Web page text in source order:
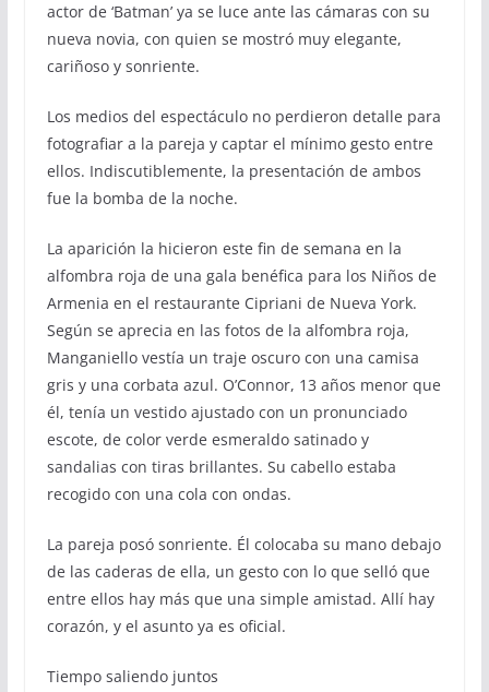
actor de ‘Batman’ ya se luce ante las cámaras con su
nueva novia, con quien se mostró muy elegante,
cariñoso y sonriente.
Los medios del espectáculo no perdieron detalle para
fotografiar a la pareja y captar el mínimo gesto entre
ellos. Indiscutiblemente, la presentación de ambos
fue la bomba de la noche.
La aparición la hicieron este fin de semana en la
alfombra roja de una gala benéfica para los Niños de
Armenia en el restaurante Cipriani de Nueva York.
Según se aprecia en las fotos de la alfombra roja,
Manganiello vestía un traje oscuro con una camisa
gris y una corbata azul. O’Connor, 13 años menor que
él, tenía un vestido ajustado con un pronunciado
escote, de color verde esmeraldo satinado y
sandalias con tiras brillantes. Su cabello estaba
recogido con una cola con ondas.
La pareja posó sonriente. Él colocaba su mano debajo
de las caderas de ella, un gesto con lo que selló que
entre ellos hay más que una simple amistad. Allí hay
corazón, y el asunto ya es oficial.
Tiempo saliendo juntos